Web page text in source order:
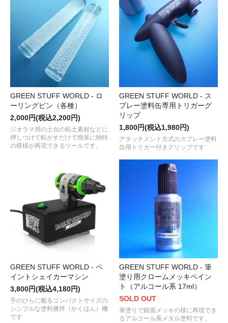
GREEN STUFF WORLD - ロ
ーリングピン（各種）
2,000円(税込2,200円)
ジオラマ用の土台の粘土素材などに
押しつけて転がすだけで簡単に独特
の模様が再現できるツールです。
GREEN STUFF WORLD - ス
プレー塗料缶専用トリガーグ
リップ
1,800円(税込1,980円)
アタッチメント方式のスプレー塗料
缶用トリガー付きグリップです
GREEN STUFF WORLD - ペ
イントシェイカーマシン
3,800円(税込4,180円)
手のひらに載るコンパクトサイズの
シンプルな塗料攪拌（かくはん）機
です
GREEN STUFF WORLD - 筆
塗り用クロームメッキペイン
ト（アルコール系 17ml）
SOLD OUT
筆塗りで鏡面メッキの様に再現でき
るアルコール系メタル塗料です。